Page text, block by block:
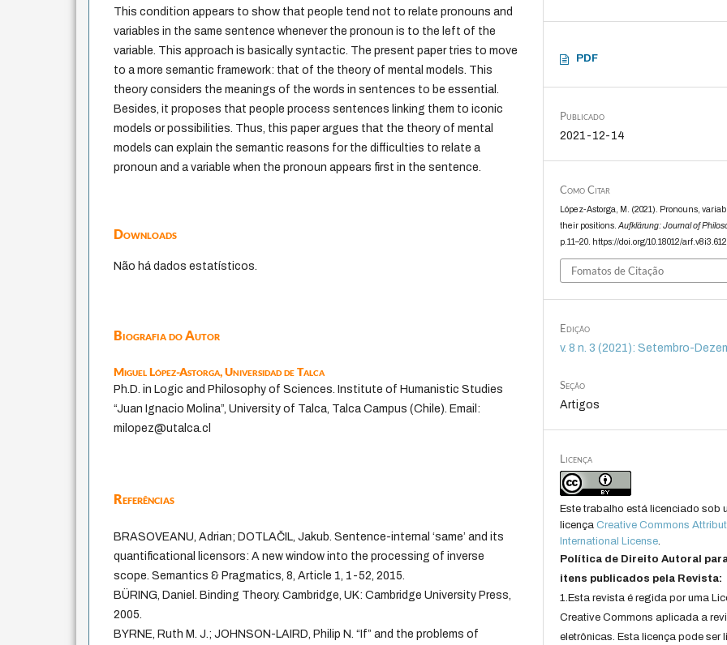
This condition appears to show that people tend not to relate pronouns and
variables in the same sentence whenever the pronoun is to the left of the
variable. This approach is basically syntactic. The present paper tries to move
to a more semantic framework: that of the theory of mental models. This
theory considers the meanings of the words in sentences to be essential.
Besides, it proposes that people process sentences linking them to iconic
models or possibilities. Thus, this paper argues that the theory of mental
models can explain the semantic reasons for the difficulties to relate a
pronoun and a variable when the pronoun appears first in the sentence.
Downloads
Não há dados estatísticos.
Biografia do Autor
Miguel López-Astorga,Universidad de Talca
Ph.D. in Logic and Philosophy of Sciences. Institute of Humanistic Studies
“Juan Ignacio Molina”, University of Talca, Talca Campus (Chile). Email:
milopez@utalca.cl
Referências
BRASOVEANU, Adrian; DOTLAČIL, Jakub. Sentence-internal ‘same’ and its
quantificational licensors: A new window into the processing of inverse
scope. Semantics & Pragmatics, 8, Article 1, 1-52, 2015.
BÜRING, Daniel. Binding Theory. Cambridge, UK: Cambridge University Press,
2005.
BYRNE, Ruth M. J.; JOHNSON-LAIRD, Philip N. “If” and the problems of
PDF
Publicado
2021-12-14
Como Citar
López-Astorga, M. (2021). Pronouns,
their positions.Aufklärung: Journal of
p.11–20. https://doi.org/10.18012/
Fomatos de Citação
Edição
v. 8 n. 3 (2021): Setembro-
Seção
Artigos
Licença
Este trabalho está licenciado sob
licençaCreative Commons
International License.
Política de Direito Autoral
itens publicados pela Revista:
1.Esta revista é regida por uma
Creative Commons aplicada a
eletrônicas. Esta licença pode ser